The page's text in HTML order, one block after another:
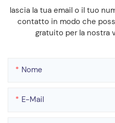
lascia la tua email o il tuo
contatto in modo che
gratuito per la nostra
Nome
E-Mail